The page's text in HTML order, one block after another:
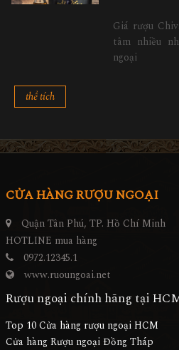
Giá rượu
tâm nhiều
ngoại
thể tích
CỬA HÀNG RƯỢU NGOẠI
Quận Tân Phú, TP. Hồ Chí Minh
HOTLINE mua hàng
0972.12345.1
www.ruoungoai.net
Rượu ngoại chính hãng tại
Top 10 Cửa hàng rượu ngoại HCM
Cửa hàng Rượu ngoại Đồng Tháp